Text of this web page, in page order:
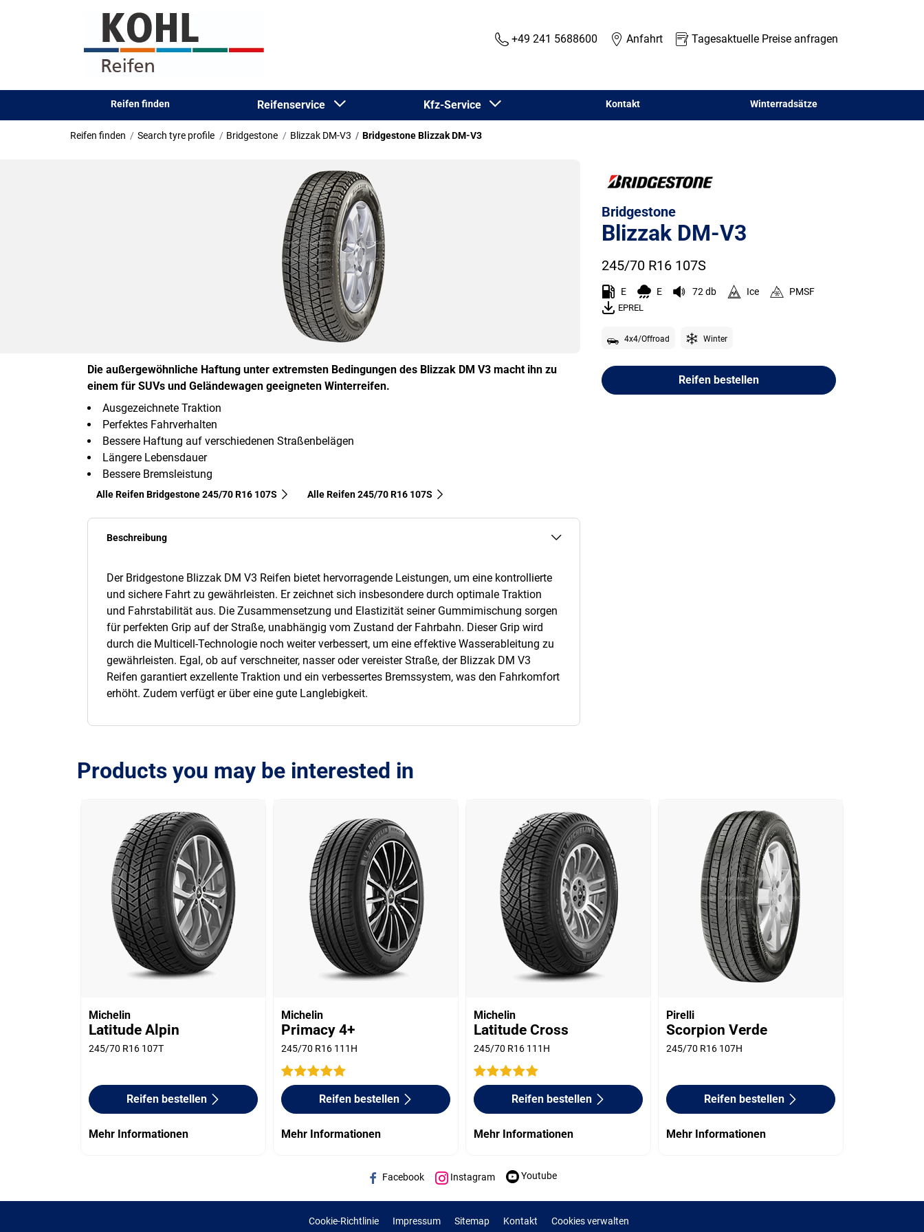
+49 241 5688600 Anfahrt Tagesaktuelle Preise anfragen
Reifen finden Reifenservice Kfz-Service Kontakt Winterradsätze
Reifen finden Search tyre profile Bridgestone Blizzak DM-V3 Bridgestone Blizzak DM-V3
Die außergewöhnliche Haftung unter extremsten Bedingungen des Blizzak DM V3 macht ihn zu
einem für SUVs und Geländewagen geeigneten Winterreifen.
Ausgezeichnete Traktion
Perfektes Fahrverhalten
Bessere Haftung auf verschiedenen Straßenbelägen
Längere Lebensdauer
Bessere Bremsleistung
Alle Reifen Bridgestone 245/70 R16 107S Alle Reifen‎ 245/70 R16 107S
Beschreibung
Der Bridgestone Blizzak DM V3 Reifen bietet hervorragende Leistungen, um eine kontrollierte
und sichere Fahrt zu gewährleisten. Er zeichnet sich insbesondere durch optimale Traktion
und Fahrstabilität aus. Die Zusammensetzung und Elastizität seiner Gummimischung sorgen
für perfekten Grip auf der Straße, unabhängig vom Zustand der Fahrbahn. Dieser Grip wird
durch die Multicell-Technologie noch weiter verbessert, um eine effektive Wasserableitung zu
gewährleisten. Egal, ob auf verschneiter, nasser oder vereister Straße, der Blizzak DM V3
Reifen garantiert exzellente Traktion und ein verbessertes Bremssystem, was den Fahrkomfort
erhöht. Zudem verfügt er über eine gute Langlebigkeit.
Bridgestone
Blizzak DM-V3
245/70 R16 107S
E E 72 db Ice PMSF
EPREL
4x4/Offroad Winter
Reifen bestellen
Products you may be interested in
Michelin
Latitude Alpin
245/70 R16 107T
Reifen bestellen
Mehr Informationen
Michelin
Primacy 4+
245/70 R16 111H
Reifen bestellen
Mehr Informationen
Michelin
Latitude Cross
245/70 R16 111H
Reifen bestellen
Mehr Informationen
Pirelli
Scorpion Verde
245/70 R16 107H
Reifen bestellen
Mehr Informationen
Facebook Instagram Youtube
Cookie-Richtlinie Impressum Sitemap Kontakt Cookies verwalten